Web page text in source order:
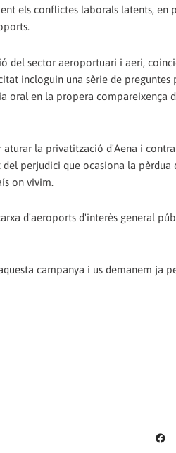
els conflictes laborals latents, en
del sector aeroportuari i aeri,
incloguin una sèrie de
oral en la propera compareixença
la privatització d'Aena i
perjudici que ocasiona la
on vivim.
d'aeroports d'interès general
campanya i us demanem ja